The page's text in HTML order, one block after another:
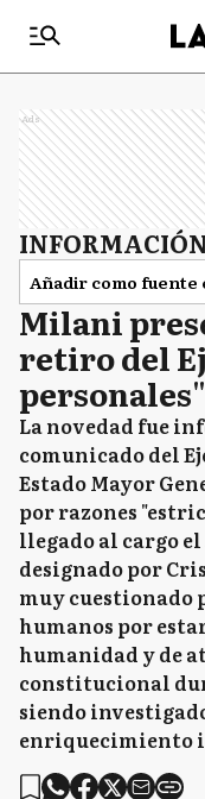
Ads
Añadir como fuente
Milani
retiro del
personales"
La novedad fue
comunicado del
Estado Mayor
por razones
llegado al cargo el
designado por
muy cuestionado
humanos por
humanidad y de
constitucional
siendo
enriquecimiento